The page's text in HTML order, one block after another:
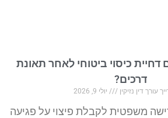
כיסוי ביטוחי לאחר תאונת
דרכים?
עורך דין נזיקין יולי 9, 2026
משפטית לקבלת פיצוי על פגיעה